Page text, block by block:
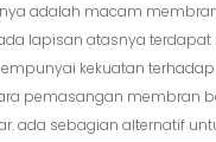
adalah macam
lapisan atasnya
kekuatan
pemasangan membran
ada sebagian alternatif